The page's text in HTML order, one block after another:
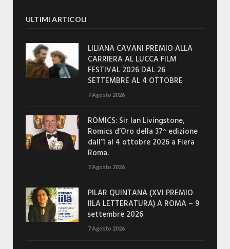
ULTIMI ARTICOLI
LILIANA CAVANI PREMIO ALLA
CARRIERA AL LUCCA FILM
FESTIVAL 2026 DAL 26
SETTEMBRE AL 4 OTTOBRE
7 Agosto 2026
ROMICS: Sir Ian Livingstone,
Romics d’Oro della 37^ edizione
dall’1 al 4 ottobre 2026 a Fiera
Roma.
7 Agosto 2026
PILAR QUINTANA (XVI PREMIO
IILA LETTERATURA) A ROMA – 9
settembre 2026
7 Agosto 2026